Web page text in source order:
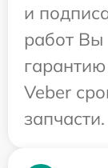
и
работ
Veber
запчасти.